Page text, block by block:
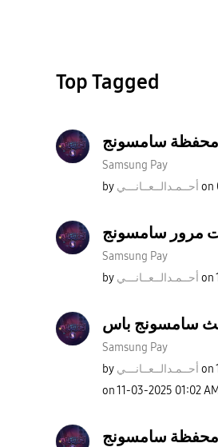
Top Tagged
محفظة سامسونج
Samsung Pay
by
أحــمـدالــعــانـــي on
مرور سامسونج
Samsung Pay
by
أحــمـدالــعــانـــي on
سامسونج باس
Samsung Pay
by
أحــمـدالــعــانـــي on
on‎11-03-2025 01:02 AM
سامسونج